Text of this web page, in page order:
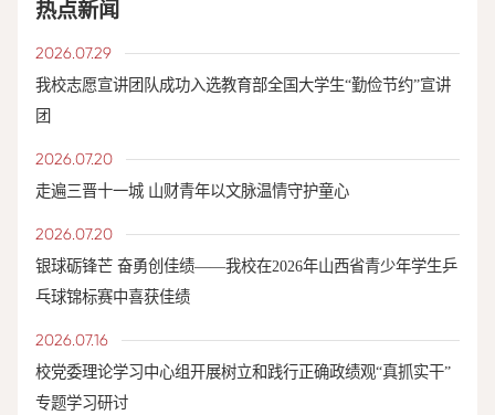
热点新闻
2026.07.29
我校志愿宣讲团队成功入选教育部全国大学生“勤俭节约”宣讲
团
2026.07.20
走遍三晋十一城 山财青年以文脉温情守护童心
2026.07.20
银球砺锋芒 奋勇创佳绩——我校在2026年山西省青少年学生乒
乓球锦标赛中喜获佳绩
2026.07.16
校党委理论学习中心组开展树立和践行正确政绩观“真抓实干”
专题学习研讨